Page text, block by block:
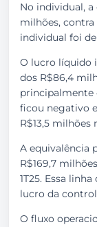
No individual, a
milhões, contra
individual foi de
O lucro líquido
dos R$86,4
principalmente
ficou negativo
R$13,5 milhões
A equivalência
R$169,7
1T25. Essa
lucro da
O fluxo